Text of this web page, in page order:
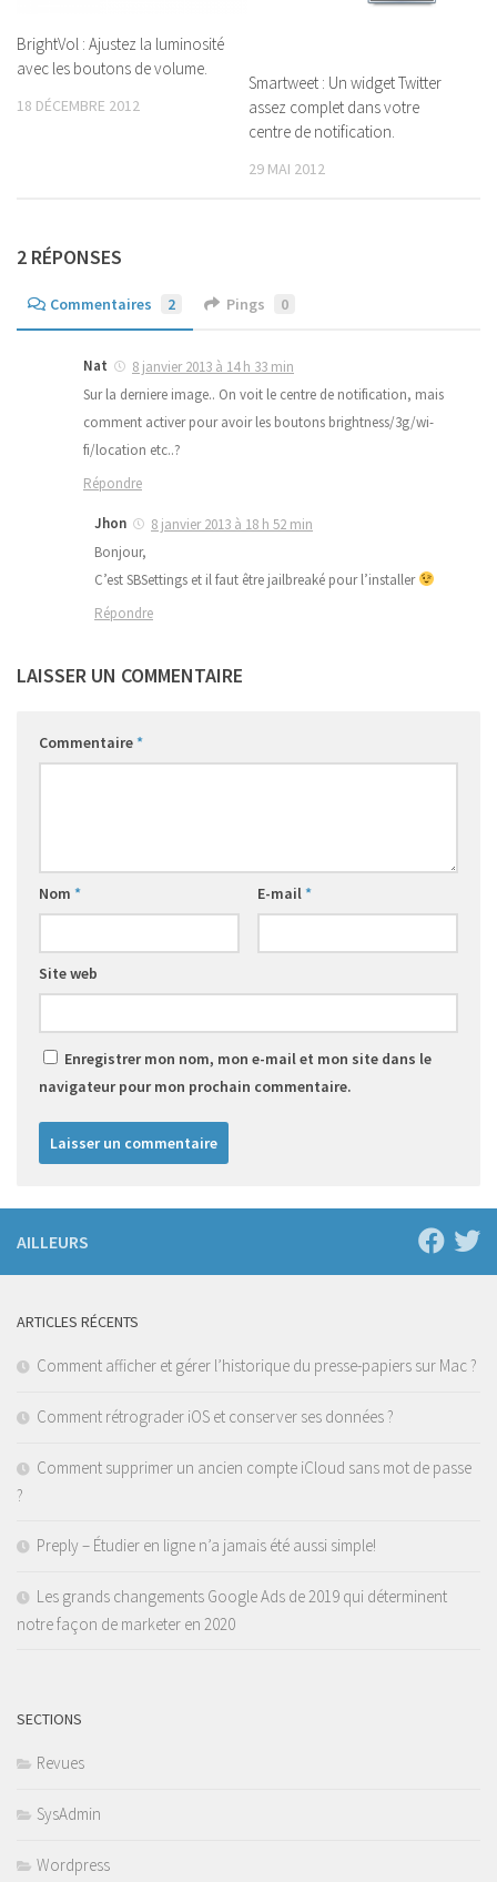
BrightVol : Ajustez la luminosité
avec les boutons de volume.
18 DÉCEMBRE 2012
Smartweet : Un widget Twitter
assez complet dans votre
centre de notification.
29 MAI 2012
2 RÉPONSES
Commentaires 2 Pings 0
Nat
8 janvier 2013 à 14 h 33 min
Sur la derniere image.. On voit le centre de notification, mais
comment activer pour avoir les boutons brightness/3g/wi-
fi/location etc..?
Répondre
Jhon
8 janvier 2013 à 18 h 52 min
Bonjour,
C’est SBSettings et il faut être jailbreaké pour l’installer
Répondre
LAISSER UN COMMENTAIRE
Commentaire*
Nom * E-mail *
Site web
Enregistrer mon nom, mon e-mail et mon site dans le
navigateur pour mon prochain commentaire.
AILLEURS
ARTICLES RÉCENTS
Comment afficher et gérer l’historique du presse-papiers sur Mac ?
Comment rétrograder iOS et conserver ses données ?
Comment supprimer un ancien compte iCloud sans mot de passe
?
Preply – Étudier en ligne n’a jamais été aussi simple!
Les grands changements Google Ads de 2019 qui déterminent
notre façon de marketer en 2020
SECTIONS
Revues
SysAdmin
Wordpress